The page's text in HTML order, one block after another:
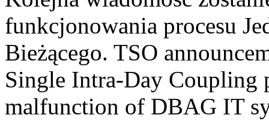
funkcjonowania procesu
Bieżącego. TSO
Single Intra-Day Coupling
malfunction of DBAG IT